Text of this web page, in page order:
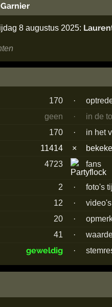
8 augustus 2025:
170 ·
geen
·
in de
170
·
in het
11414
×
4723
fans
2 ·
foto's
12
·
video's
20
·
41
·
geweldig ·